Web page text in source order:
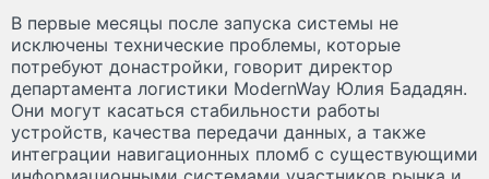
В первые месяцы после запуска системы не
исключены технические проблемы, которые
потребуют донастройки, говорит директор
департамента логистики ModernWay Юлия Бададян.
Они могут касаться стабильности работы
устройств, качества передачи данных, а также
интеграции навигационных пломб с существующими